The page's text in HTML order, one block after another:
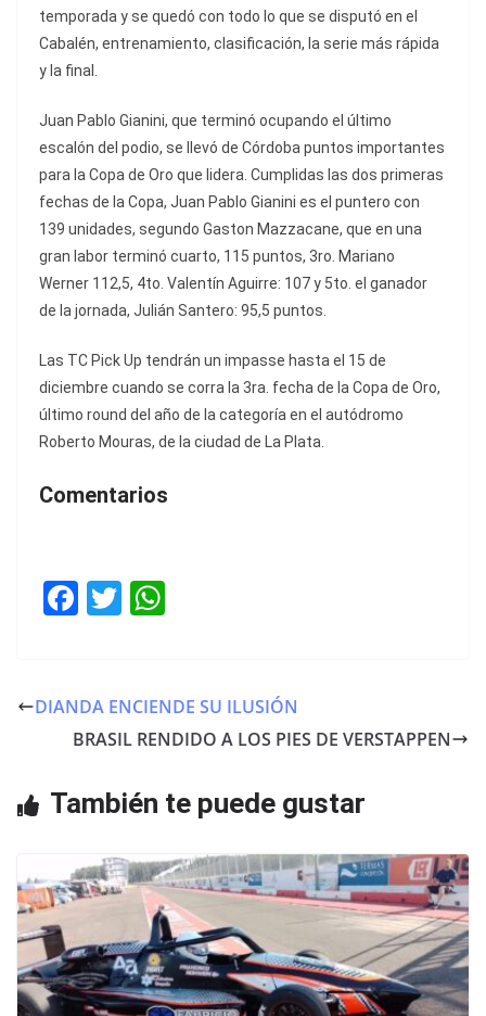
temporada y se quedó con todo lo que se disputó en el
Cabalén, entrenamiento, clasificación, la serie más rápida
y la final.
Juan Pablo Gianini, que terminó ocupando el último
escalón del podio, se llevó de Córdoba puntos importantes
para la Copa de Oro que lidera. Cumplidas las dos primeras
fechas de la Copa, Juan Pablo Gianini es el puntero con
139 unidades, segundo Gaston Mazzacane, que en una
gran labor terminó cuarto, 115 puntos, 3ro. Mariano
Werner 112,5, 4to. Valentín Aguirre: 107 y 5to. el ganador
de la jornada, Julián Santero: 95,5 puntos.
Las TC Pick Up tendrán un impasse hasta el 15 de
diciembre cuando se corra la 3ra. fecha de la Copa de Oro,
último round del año de la categoría en el autódromo
Roberto Mouras, de la ciudad de La Plata.
Comentarios
F
e
b
o
T
er s
A
p
DIANDA ENCIENDE SU ILUSIÓN
BRASIL RENDIDO A LOS PIES DE VERSTAPPEN
También te puede gustar